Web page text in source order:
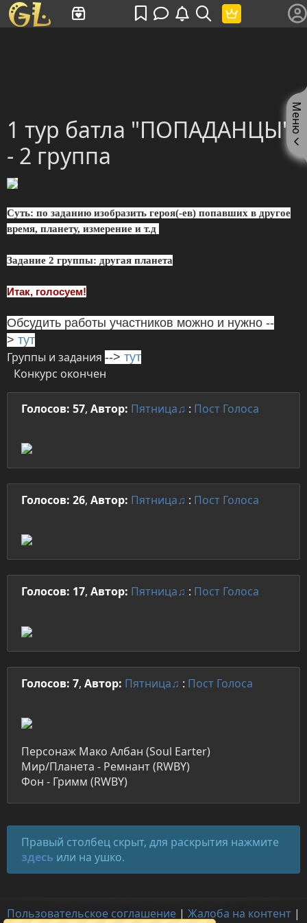
1 тур батла "ПОПАДАНЦЫ"
- 2 группа
Суть: по заданию изобразить героя(-ев) попавших в другое
время, планету, измерение и т.д
Задание 2 группы: другая планета
Итак, голосуем!
Обсудить работы участников можно и нужно --
> тут
Группы и задания --> тут
Конкурс окончен
Голосов: 57, Автор: Пятница♫ : Пост Голоса
Голосов: 26, Автор: Пятница♫ : Пост Голоса
Голосов: 17, Автор: Пятница♫ : Пост Голоса
Голосов: 7, Автор: Пятница♫ : Пост Голоса
Персонаж Мако Албан (Soul Earter)
Мир/Планета - Ремнант (RWBY)
Фон - Гримм (RWBY)
Правый столбец скрыт, для раскрытия нажмите
здесь или на ушко.
Меню
Пользовательское соглашение | Жалоба на контент |